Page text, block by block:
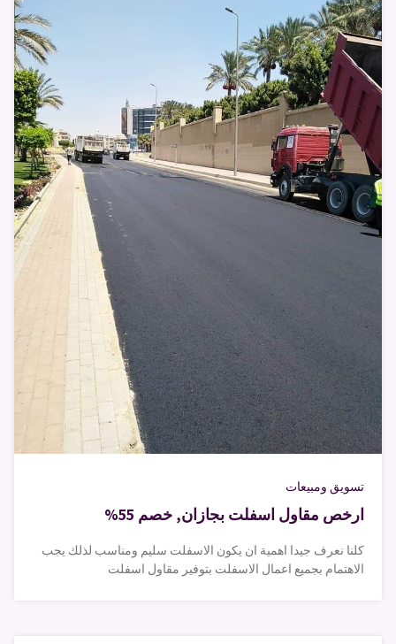
تسويق ومبيعات
ارخص مقاول اسفلت بجازان, خصم 55%
كلنا نعرف جيدا اهمية ان يكون الاسفلت سليم ومناسب لذلك يجب
الاهتمام بجميع اعمال الاسفلت بتوفير مقاول اسفلت